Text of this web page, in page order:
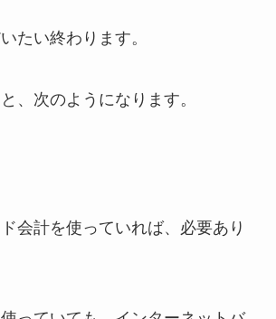
たい終わります。
、次のようになります。
会計を使っていれば、必要あり